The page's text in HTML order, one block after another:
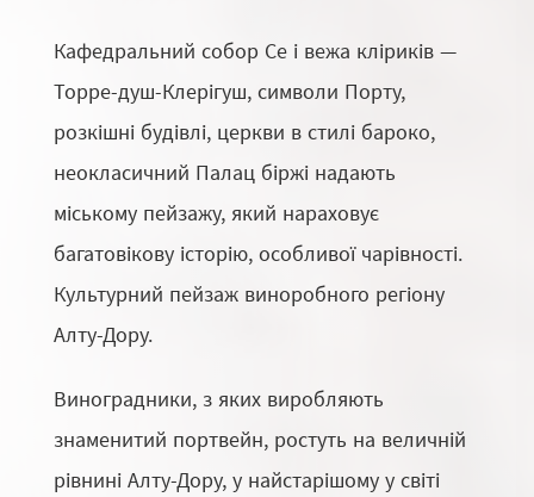
Кафедральний собор Се і вежа кліриків —
Торре-душ-Клерігуш, символи Порту,
розкішні будівлі, церкви в стилі бароко,
неокласичний Палац біржі надають
міському пейзажу, який нараховує
багатовікову історію, особливої чарівності.
Культурний пейзаж виноробного регіону
Алту-Дору.
Виноградники, з яких виробляють
знаменитий портвейн, ростуть на величній
рівнині Алту-Дору, у найстарішому у світі